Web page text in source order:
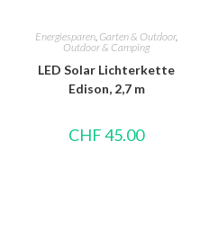
Energiesparen Garten & Outdoor,
Outdoor & Camping
LED Solar Lichterkette
Edison, 2,7 m
CHF45.00